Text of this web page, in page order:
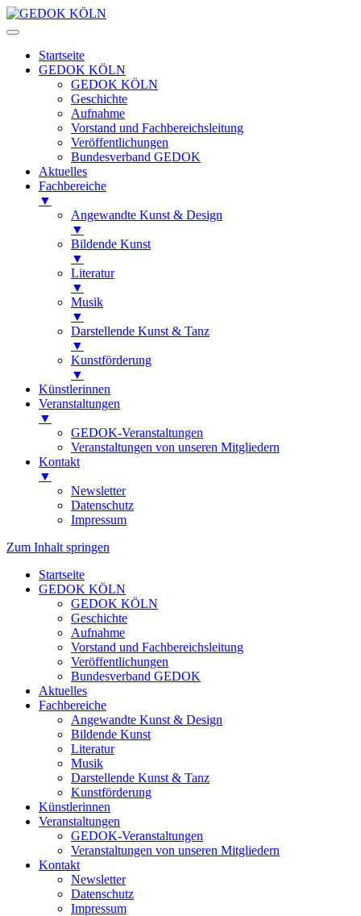
Startseite
GEDOK KÖLN
GEDOK KÖLN
Geschichte
Aufnahme
Vorstand und Fachbereichsleitung
Veröffentlichungen
Bundesverband GEDOK
Aktuelles
Fachbereiche
▼
Angewandte Kunst & Design
▼
Bildende Kunst
▼
Literatur
▼
Musik
▼
Darstellende Kunst & Tanz
▼
Kunstförderung
▼
Künstlerinnen
Veranstaltungen
▼
GEDOK-Veranstaltungen
Veranstaltungen von unseren Mitgliedern
Kontakt
▼
Newsletter
Datenschutz
Impressum
Zum Inhalt springen
Startseite
GEDOK KÖLN
GEDOK KÖLN
Geschichte
Aufnahme
Vorstand und Fachbereichsleitung
Veröffentlichungen
Bundesverband GEDOK
Aktuelles
Fachbereiche
Angewandte Kunst & Design
Bildende Kunst
Literatur
Musik
Darstellende Kunst & Tanz
Kunstförderung
Künstlerinnen
Veranstaltungen
GEDOK-Veranstaltungen
Veranstaltungen von unseren Mitgliedern
Kontakt
Newsletter
Datenschutz
Impressum